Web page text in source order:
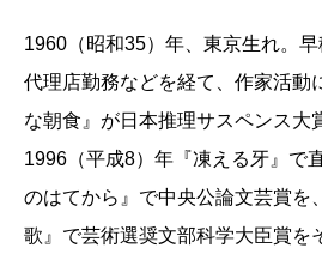
1960（昭和35）年、東京生れ。
代理店勤務などを経て、作家活動
な朝食』が日本推理サスペンス大
1996（平成8）年『凍える牙』で
のはてから』で中央公論文芸賞を
歌』で芸術選奨文部科学大臣賞を